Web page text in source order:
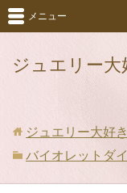
ジュエリー大
メニュー
ジュエリー大好き
バイオレットダ